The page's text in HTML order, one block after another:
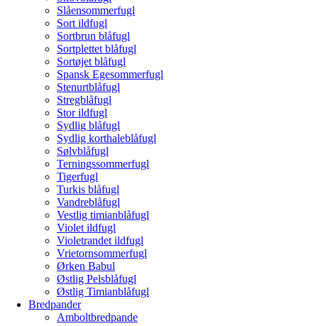
Slåensommerfugl
Sort ildfugl
Sortbrun blåfugl
Sortplettet blåfugl
Sortøjet blåfugl
Spansk Egesommerfugl
Stenurtblåfugl
Stregblåfugl
Stor ildfugl
Sydlig blåfugl
Sydlig korthaleblåfugl
Sølvblåfugl
Terningssommerfugl
Tigerfugl
Turkis blåfugl
Vandreblåfugl
Vestlig timianblåfugl
Violet ildfugl
Violetrandet ildfugl
Vrietornsommerfugl
Ørken Babul
Østlig Pelsblåfugl
Østlig Timianblåfugl
Bredpander
Amboltbredpande